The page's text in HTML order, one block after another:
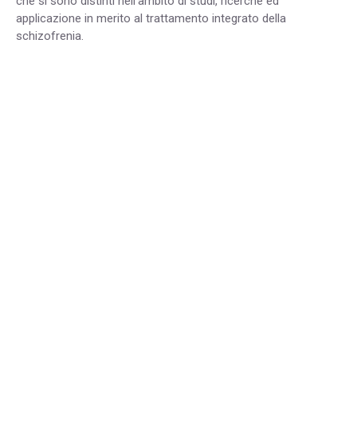
applicazione in merito al trattamento integrato della
schizofrenia.